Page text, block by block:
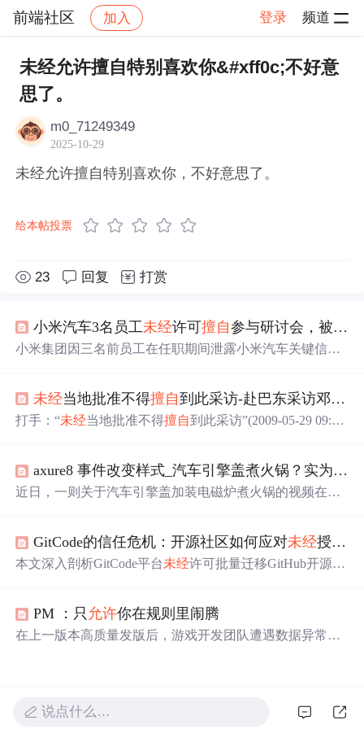
前端社区 加入 登录 频道
社区 前端社区 感慨 帖子详情
未经允许擅自特别喜欢你&#xff0c;不好意
思了。
m0_71249349
2025-10-29
未经允许擅自特别喜欢你，不好意思了。
给本帖投票
23 回复 打赏
小米汽车3名员工未经许可擅自参与研讨会，被辞退！
小米集团因三名前员工在任职期间泄露小米汽车关键信息
以预防数据泄露。云盒子提供了全面的数据安全解决方
案，包括业务系统数据保护和合规的跨网文件交换措施。
未经当地批准不得擅自到此采访-赴巴东采访邓案记者被围殴
打手：“未经当地批准不得擅自到此采访”(2009-05-29 09:50:
员邓玉娇刺死官员案一直备受媒体关注。昨天两名在巴东
县野三关镇采访此案的记者被当地不明身份的人围攻殴
axure8 事件改变样式_汽车引擎盖煮火锅？实为改装样式 交警：
近日，一则关于汽车引擎盖加装电磁炉煮火锅的视频在网
家透露，这只是恶搞设计，实际并未具备烹饪功能。此类
改装行为未经车管部门批准将被视为违法。
GitCode的信任危机：开源社区如何应对未经授权的项目迁移
本文深入剖析GitCode平台未经许可批量迁移GitHub开源项
律（开源许可证约束）、技术（元数据标记与CI校验）和
社区（舆论监督与声誉机制）三个维度阐述开源社区的自
PM ：只 允许你在规则里闹腾
在上一版本高质量发版后，游戏开发团队遭遇数据异常挑
确认及全员参与。
说点什么…